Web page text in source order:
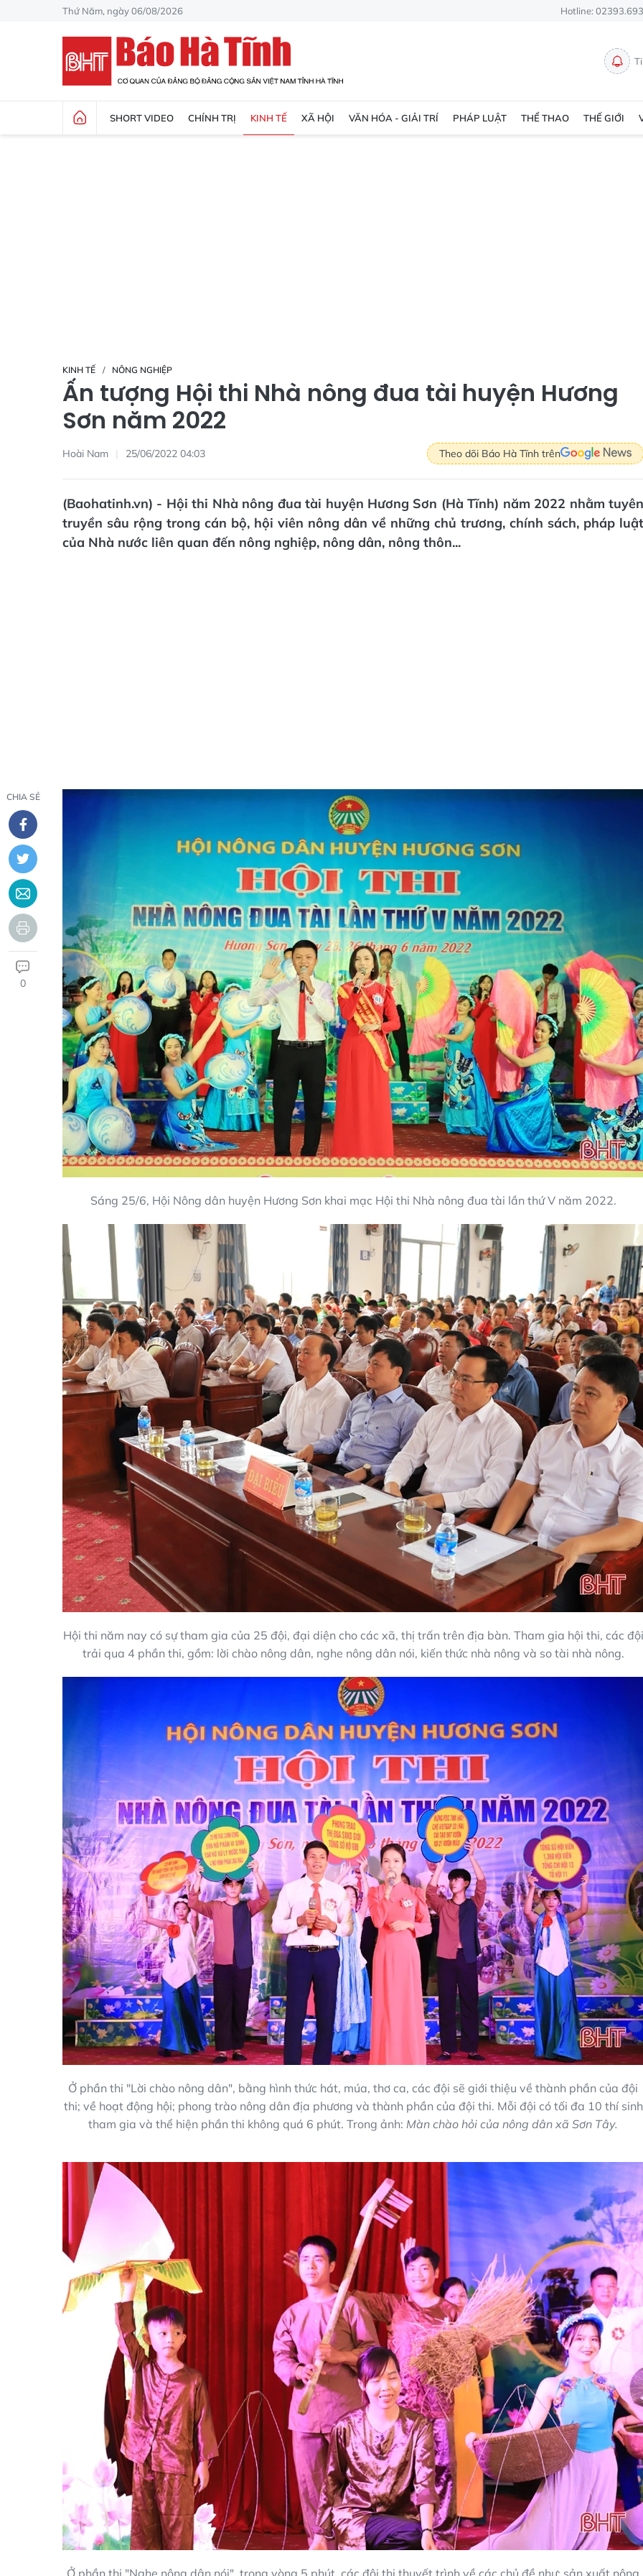
Thứ Năm, ngày 06/08/2026 Hotline:
SHORT VIDEO CHÍNH TRỊ KINH TẾ XÃ HỘI VĂN HÓA - GIẢI TRÍ PHÁP LUẬT THỂ THAO THẾ GIỚI
KINH TẾ NÔNG NGHIỆP
Ấn tượng Hội thi Nhà nông đua tài huyện Hương
Sơn năm 2022
Hoài Nam 25/06/2022 04:03 Theo dõi Báo Hà Tĩnh trên
(Baohatinh.vn) - Hội thi Nhà nông đua tài huyện Hương Sơn (Hà Tĩnh) năm 2022 nhằm tuyên
truyền sâu rộng trong cán bộ, hội viên nông dân về những chủ trương, chính sách, pháp luật
của Nhà nước liên quan đến nông nghiệp, nông dân, nông thôn...
CHIA SẺ
0
Sáng 25/6, Hội Nông dân huyện Hương Sơn khai mạc Hội thi Nhà nông đua tài lần thứ V năm 2022.
Hội thi năm nay có sự tham gia của 25 đội, đại diện cho các xã, thị trấn trên địa bàn. Tham gia hội thi, các đội
trải qua 4 phần thi, gồm: lời chào nông dân, nghe nông dân nói, kiến thức nhà nông và so tài nhà nông.
Ở phần thi "Lời chào nông dân", bằng hình thức hát, múa, thơ ca, các đội sẽ giới thiệu về thành phần của đội
thi; về hoạt động hội; phong trào nông dân địa phương và thành phần của đội thi. Mỗi đội có tối đa 10 thí sinh
tham gia và thể hiện phần thi không quá 6 phút. Trong ảnh: Màn chào hỏi của nông dân xã Sơn Tây.
Ở phần thi "Nghe nông dân nói", trong vòng 5 phút, các đội thi thuyết trình về các chủ đề như: sản xuất nông